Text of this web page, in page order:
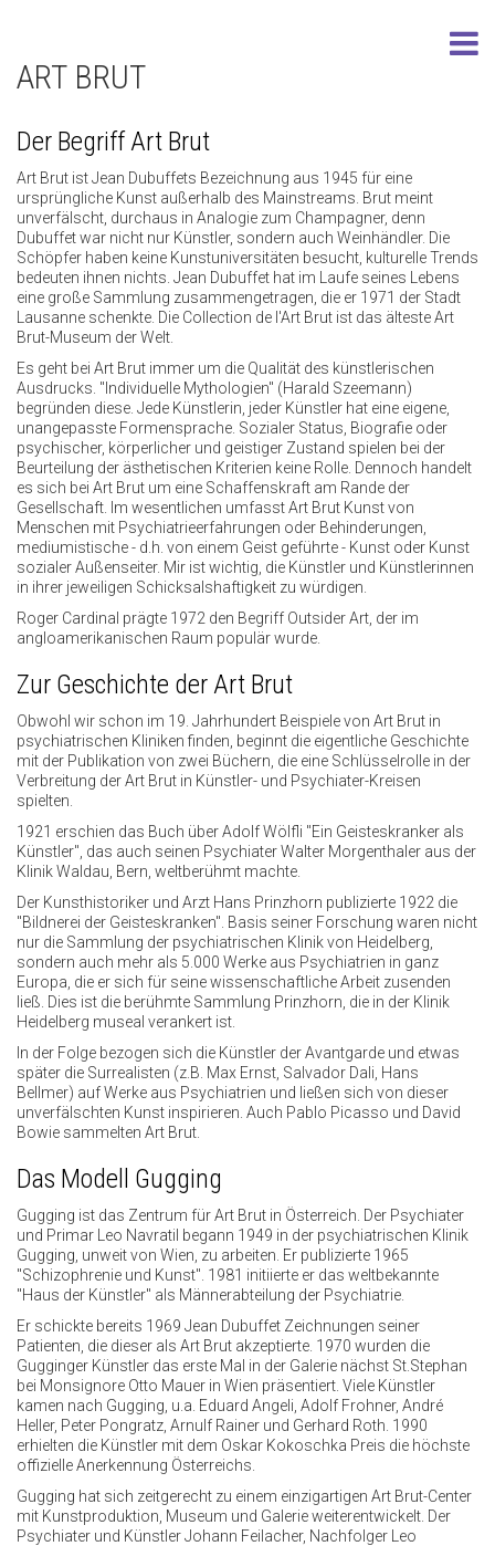
ART BRUT
Der Begriff Art Brut
Art Brut ist Jean Dubuffets Bezeichnung aus 1945 für eine
ursprüngliche Kunst außerhalb des Mainstreams. Brut meint
unverfälscht, durchaus in Analogie zum Champagner, denn
Dubuffet war nicht nur Künstler, sondern auch Weinhändler. Die
Schöpfer haben keine Kunstuniversitäten besucht, kulturelle Trends
bedeuten ihnen nichts. Jean Dubuffet hat im Laufe seines Lebens
eine große Sammlung zusammengetragen, die er 1971 der Stadt
Lausanne schenkte. Die Collection de l'Art Brut ist das älteste Art
Brut-Museum der Welt.
Es geht bei Art Brut immer um die Qualität des künstlerischen
Ausdrucks. "Individuelle Mythologien" (Harald Szeemann)
begründen diese. Jede Künstlerin, jeder Künstler hat eine eigene,
unangepasste Formensprache. Sozialer Status, Biografie oder
psychischer, körperlicher und geistiger Zustand spielen bei der
Beurteilung der ästhetischen Kriterien keine Rolle. Dennoch handelt
es sich bei Art Brut um eine Schaffenskraft am Rande der
Gesellschaft. Im wesentlichen umfasst Art Brut Kunst von
Menschen mit Psychiatrieerfahrungen oder Behinderungen,
mediumistische - d.h. von einem Geist geführte - Kunst oder Kunst
sozialer Außenseiter. Mir ist wichtig, die Künstler und Künstlerinnen
in ihrer jeweiligen Schicksalshaftigkeit zu würdigen.
Roger Cardinal prägte 1972 den Begriff Outsider Art, der im
angloamerikanischen Raum populär wurde.
Zur Geschichte der Art Brut
Obwohl wir schon im 19. Jahrhundert Beispiele von Art Brut in
psychiatrischen Kliniken finden, beginnt die eigentliche Geschichte
mit der Publikation von zwei Büchern, die eine Schlüsselrolle in der
Verbreitung der Art Brut in Künstler- und Psychiater-Kreisen
spielten.
1921 erschien das Buch über Adolf Wölfli "Ein Geisteskranker als
Künstler", das auch seinen Psychiater Walter Morgenthaler aus der
Klinik Waldau, Bern, weltberühmt machte.
Der Kunsthistoriker und Arzt Hans Prinzhorn publizierte 1922 die
"Bildnerei der Geisteskranken". Basis seiner Forschung waren nicht
nur die Sammlung der psychiatrischen Klinik von Heidelberg,
sondern auch mehr als 5.000 Werke aus Psychiatrien in ganz
Europa, die er sich für seine wissenschaftliche Arbeit zusenden
ließ. Dies ist die berühmte Sammlung Prinzhorn, die in der Klinik
Heidelberg museal verankert ist.
In der Folge bezogen sich die Künstler der Avantgarde und etwas
später die Surrealisten (z.B. Max Ernst, Salvador Dali, Hans
Bellmer) auf Werke aus Psychiatrien und ließen sich von dieser
unverfälschten Kunst inspirieren. Auch Pablo Picasso und David
Bowie sammelten Art Brut.
Das Modell Gugging
Gugging ist das Zentrum für Art Brut in Österreich. Der Psychiater
und Primar Leo Navratil begann 1949 in der psychiatrischen Klinik
Gugging, unweit von Wien, zu arbeiten. Er publizierte 1965
"Schizophrenie und Kunst". 1981 initiierte er das weltbekannte
"Haus der Künstler" als Männerabteilung der Psychiatrie.
Er schickte bereits 1969 Jean Dubuffet Zeichnungen seiner
Patienten, die dieser als Art Brut akzeptierte. 1970 wurden die
Gugginger Künstler das erste Mal in der Galerie nächst St.Stephan
bei Monsignore Otto Mauer in Wien präsentiert. Viele Künstler
kamen nach Gugging, u.a. Eduard Angeli, Adolf Frohner, André
Heller, Peter Pongratz, Arnulf Rainer und Gerhard Roth. 1990
erhielten die Künstler mit dem Oskar Kokoschka Preis die höchste
offizielle Anerkennung Österreichs.
Gugging hat sich zeitgerecht zu einem einzigartigen Art Brut-Center
mit Kunstproduktion, Museum und Galerie weiterentwickelt. Der
Psychiater und Künstler Johann Feilacher, Nachfolger Leo